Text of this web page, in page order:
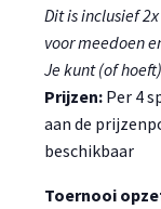
Dit is inclusief
voor meedoen
Je kunt (of
Prijzen: Per 4
aan de
beschikbaar
Toernooi